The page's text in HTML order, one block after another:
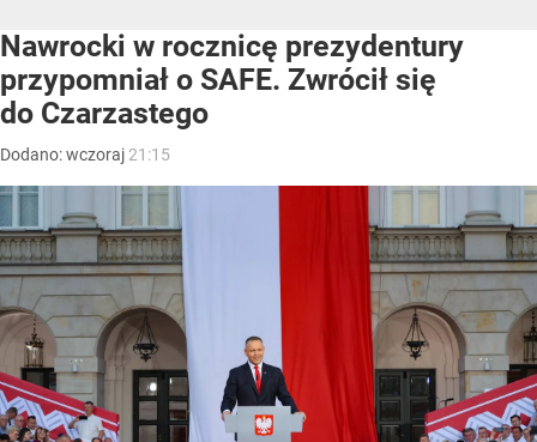
Nawrocki w rocznicę prezydentury
przypomniał o SAFE. Zwrócił się
do Czarzastego
Dodano:wczoraj 21:15